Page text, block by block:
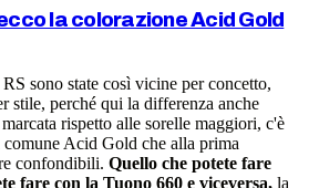
la colorazione Acid Gold
sono state così vicine per concetto,
stile, perché qui la differenza anche
rispetto alle sorelle maggiori, c'è
Acid Gold che alla prima
confondibili. Quello che potete fare
fare con la Tuono 660 e viceversa, la